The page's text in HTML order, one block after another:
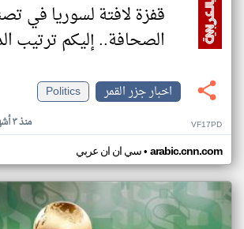
قفزة لافتة لسوريا في
الصحافة.. إليكم ترتيب
اخبار جزر القمر
Politics
منذ ٣ أشهر VF17PD
سي ان ان عربي• arabic.cnn.com